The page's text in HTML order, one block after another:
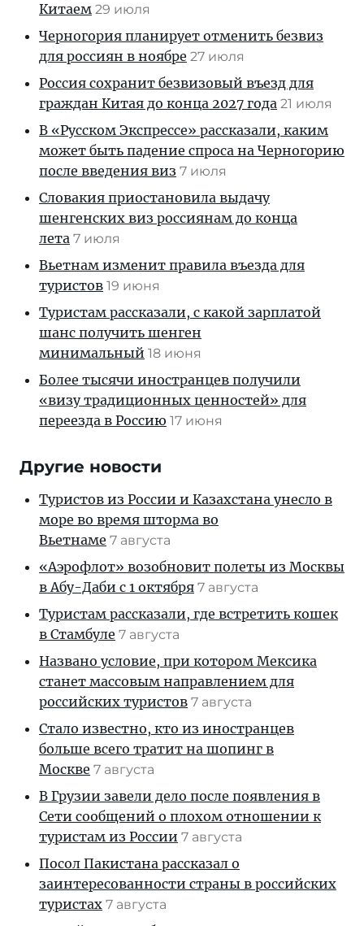
Китаем 29 июля
Черногория планирует отменить безвиз
для россиян в ноябре 27 июля
Россия сохранит безвизовый въезд для
граждан Китая до конца 2027 года 21 июля
В «Русском Экспрессе» рассказали, каким
может быть падение спроса на Черногорию
после введения виз 7 июля
Словакия приостановила выдачу
шенгенских виз россиянам до конца
лета 7 июля
Вьетнам изменит правила въезда для
туристов 19 июня
Туристам рассказали, с какой зарплатой
шанс получить шенген
минимальный 18 июня
Более тысячи иностранцев получили
«визу традиционных ценностей» для
переезда в Россию 17 июня
Другие новости
Туристов из России и Казахстана унесло в
море во время шторма во
Вьетнаме 7 августа
«Аэрофлот» возобновит полеты из Москвы
в Абу-Даби с 1 октября 7 августа
Туристам рассказали, где встретить кошек
в Стамбуле 7 августа
Названо условие, при котором Мексика
станет массовым направлением для
российских туристов 7 августа
Стало известно, кто из иностранцев
больше всего тратит на шопинг в
Москве 7 августа
В Грузии завели дело после появления в
Сети сообщений о плохом отношении к
туристам из России 7 августа
Посол Пакистана рассказал о
заинтересованности страны в российских
туристах 7 августа